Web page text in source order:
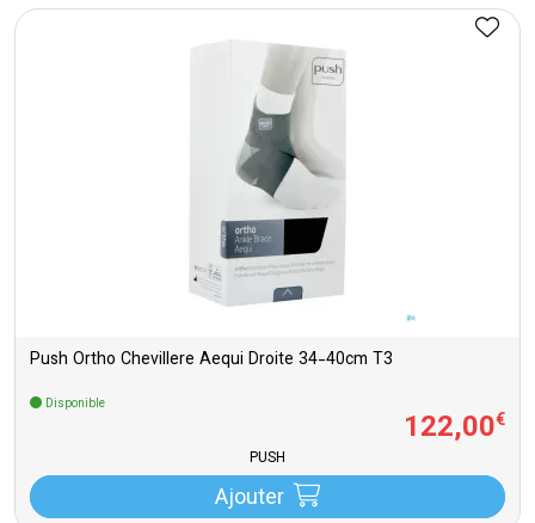
Push Ortho Chevillere Aequi Droite 34-40cm T3
Disponible
122,00€
PUSH
Ajouter